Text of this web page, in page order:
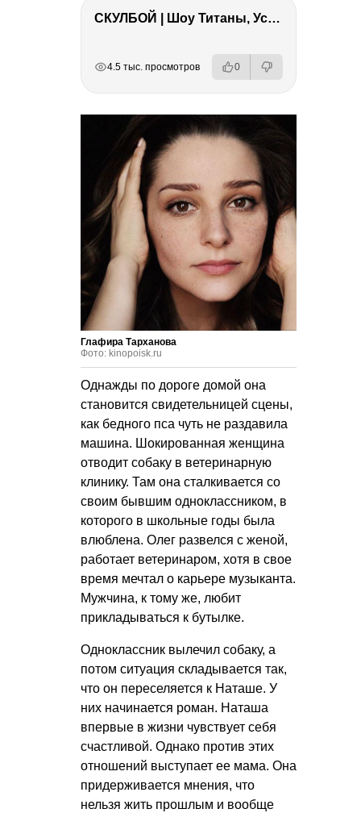
СКУЛБОЙ | Шоу Титаны, Усейн Болт, Ларрат, Зашквар!
4.5 тыс. просмотров 0
Глафира Тарханова
Фото: kinopoisk.ru
Однажды по дороге домой она
становится свидетельницей сцены,
как бедного пса чуть не раздавила
машина. Шокированная женщина
отводит собаку в ветеринарную
клинику. Там она сталкивается со
своим бывшим одноклассником, в
которого в школьные годы была
влюблена. Олег развелся с женой,
работает ветеринаром, хотя в свое
время мечтал о карьере музыканта.
Мужчина, к тому же, любит
прикладываться к бутылке.
Одноклассник вылечил собаку, а
потом ситуация складывается так,
что он переселяется к Наташе. У
них начинается роман. Наташа
впервые в жизни чувствует себя
счастливой. Однако против этих
отношений выступает ее мама. Она
придерживается мнения, что
нельзя жить прошлым и вообще